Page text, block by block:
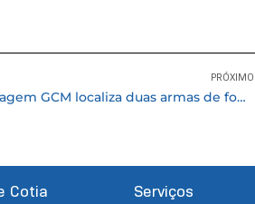
PRÓXIMO
Durante abordagem GCM localiza duas armas de fogo dentro de veículo e prende suspeito
Cotia Serviços